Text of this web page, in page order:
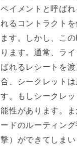
ペイメントと呼ば
れるコントラクト
ます。しかし、こ
ります。通常、ラ
ばれるレシートを
合、シークレット
す。もしシークレ
能性があります。
ードのルーティン
撃）ができてしま